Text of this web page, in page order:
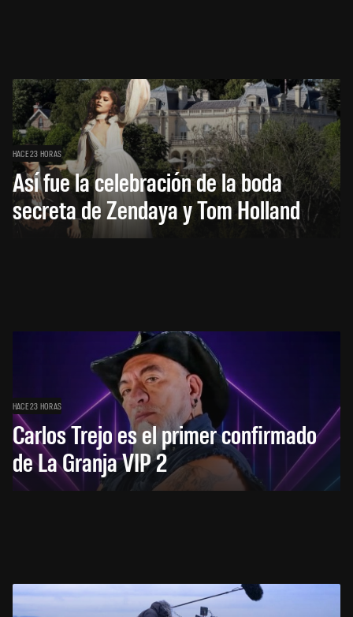
HACE 23 HORAS
Así fue la celebración de la boda
secreta de Zendaya y Tom Holland
HACE 23 HORAS
Carlos Trejo es el primer confirmado
de La Granja VIP 2